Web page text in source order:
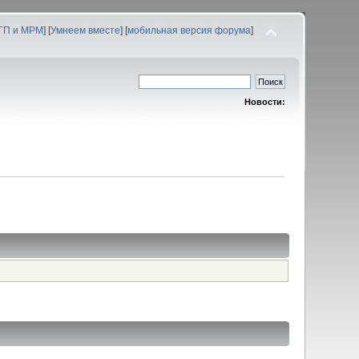
и МРМ] [Умнеем вместе] [мобильная версия форума]
Новости: